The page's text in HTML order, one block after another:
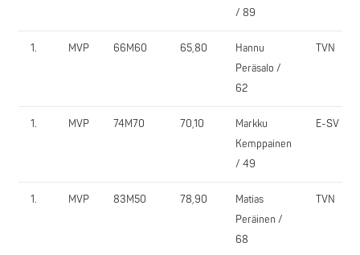
/ 89
1. MVP 66M60 65,80
Hannu
Peräsalo /
62
TVN
1. MVP 74M70 70,10
Markku
Kemppainen
/ 49
E-SV
1. MVP 83M50 78,90
Matias
Peräinen /
68
TVN